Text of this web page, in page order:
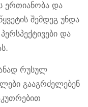
ერთიანობა და
შემდეგ უნდა
და
რუსულ
გააგრძელებენ